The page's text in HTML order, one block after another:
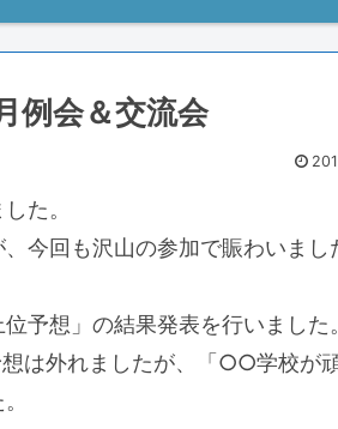
会＆交流会
た。
今回も沢山の参加で賑わいまし
予想」の結果発表を行いました。
は外れましたが、「○○学校が